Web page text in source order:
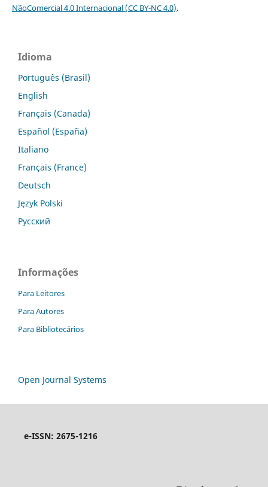
NãoComercial 4.0 Internacional (CC BY-NC 4.0).
Idioma
Português (Brasil)
English
Français (Canada)
Español (España)
Italiano
Français (France)
Deutsch
Język Polski
Русский
Informações
Para Leitores
Para Autores
Para Bibliotecários
Open Journal Systems
e-ISSN: 2675-1216